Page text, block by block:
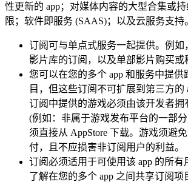
性更新的 app；对媒体内容的大型合集或
限；软件即服务 (SAAS)；以及云服务支持
订阅可与单点式服务一起提供。例如
影片库的订阅，以及单部影片购买或
您可以在您的多个 app 和服务中提供
目，但这些订阅不可扩展到第三方的
订阅中提供的游戏必须由该开发者拥
(例如：非属于游戏发布平台的一部
须直接从 AppStore 下载。游戏须避
付，且不应损害非订阅用户的利益。
订阅必须适用于可使用该 app 的所有
了解在您的多个 app 之间共享订阅项